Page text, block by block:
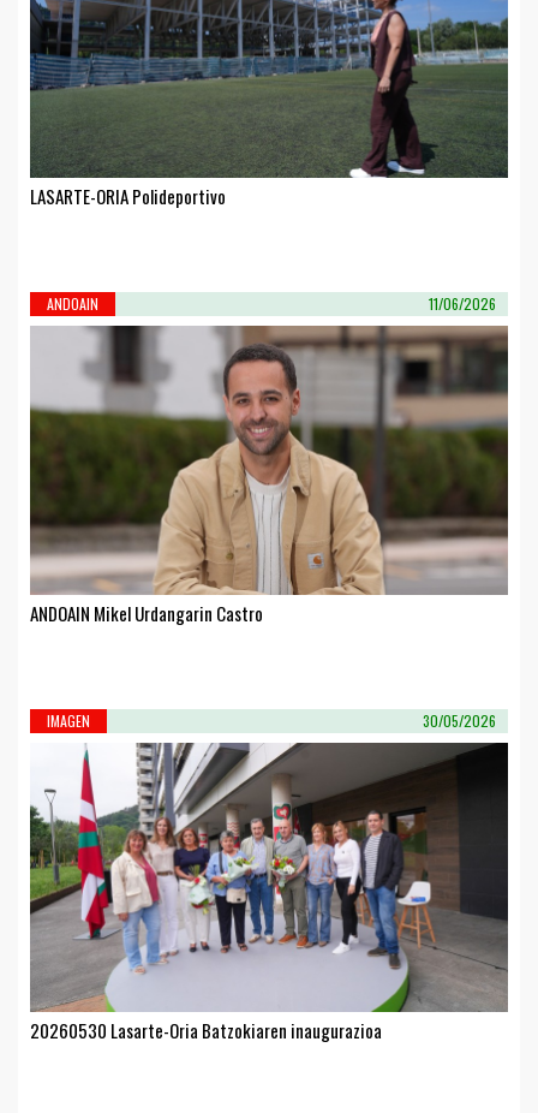
LASARTE-ORIA Polideportivo
ANDOAIN 11/06/2026
ANDOAIN Mikel Urdangarin Castro
IMAGEN 30/05/2026
20260530 Lasarte-Oria Batzokiaren inaugurazioa